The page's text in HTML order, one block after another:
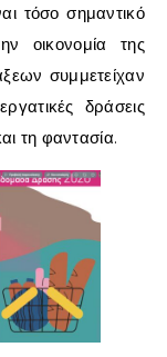
τόσο σημαντικό
οικονομία της
συμμετείχαν
δράσεις
τη φαντασία.